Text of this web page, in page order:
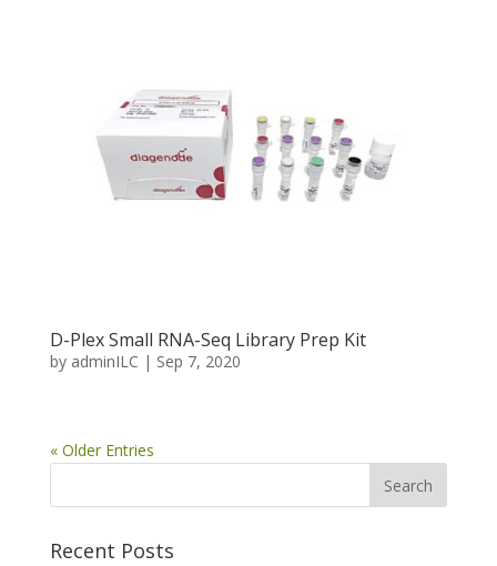
D-Plex Small RNA-Seq Library Prep Kit
by adminILC | Sep 7, 2020
« Older Entries
Recent Posts